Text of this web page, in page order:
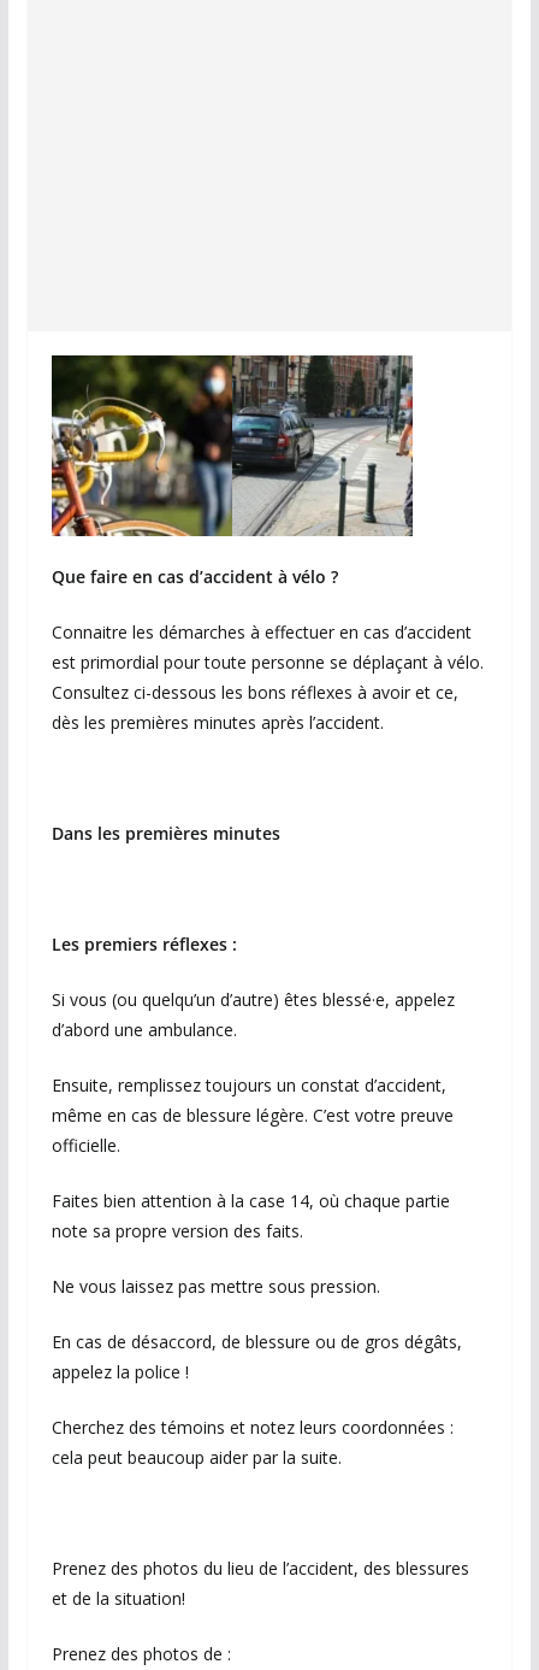
Que faire en cas d’accident à vélo ?
Connaitre les démarches à effectuer en cas d’accident
est primordial pour toute personne se déplaçant à vélo.
Consultez ci-dessous les bons réflexes à avoir et ce,
dès les premières minutes après l’accident.
Dans les premières minutes
Les premiers réflexes :
Si vous (ou quelqu’un d’autre) êtes blessé·e, appelez
d’abord une ambulance.
Ensuite, remplissez toujours un constat d’accident,
même en cas de blessure légère. C’est votre preuve
officielle.
Faites bien attention à la case 14, où chaque partie
note sa propre version des faits.
Ne vous laissez pas mettre sous pression.
En cas de désaccord, de blessure ou de gros dégâts,
appelez la police !
Cherchez des témoins et notez leurs coordonnées :
cela peut beaucoup aider par la suite.
Prenez des photos du lieu de l’accident, des blessures
et de la situation!
Prenez des photos de :